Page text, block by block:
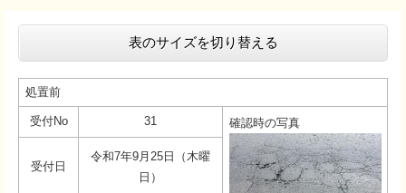
表のサイズを切り替える
処置前
受付No 31 確認時の写真
受付日
令和7年9月25日（木曜
日）